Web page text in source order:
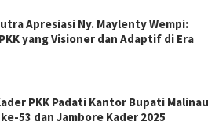
Apresiasi Ny. Maylenty Wempi:
yang Visioner dan Adaptif di Era
PKK Padati Kantor Bupati Malinau
ke-53 dan Jambore Kader 2025